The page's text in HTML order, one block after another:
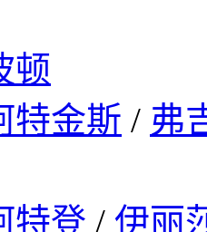
顿
特金斯 / 弗
特登 / 伊丽